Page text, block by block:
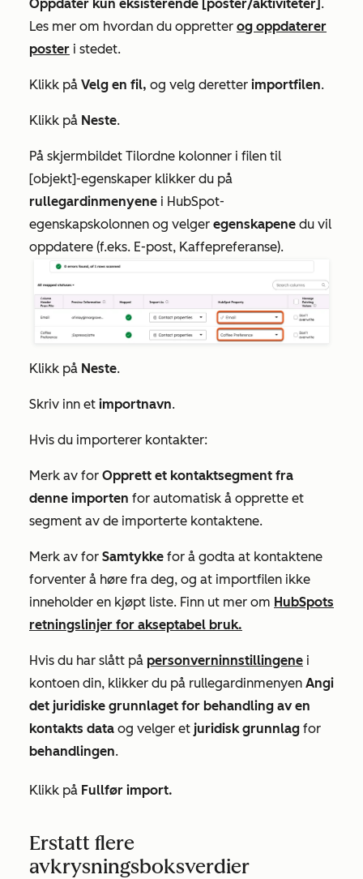
Oppdater kun eksisterende [poster/aktiviteter] .
Les mer om hvordan du oppretter og oppdaterer
poster i stedet.
Klikk på Velg en fil, og velg deretter importfilen.
Klikk på Neste.
På skjermbildet Tilordne kolonner i filen til
[objekt]-egenskaper klikker du på
rullegardinmenyene i HubSpot-
egenskapskolonnen og velger egenskapene du vil
oppdatere (f.eks. E-post, Kaffepreferanse).
Klikk på Neste.
Skriv inn et importnavn.
Hvis du importerer kontakter:
Merk av for Opprett et kontaktsegment fra
denne importen for automatisk å opprette et
segment av de importerte kontaktene.
Merk av for Samtykke for å godta at kontaktene
forventer å høre fra deg, og at importfilen ikke
inneholder en kjøpt liste. Finn ut mer om HubSpots
retningslinjer for akseptabel bruk.
Hvis du har slått på personverninnstillingene i
kontoen din, klikker du på rullegardinmenyen Angi
det juridiske grunnlaget for behandling av en
kontakts data og velger et juridisk grunnlag for
behandlingen.
Klikk på Fullfør import.
Erstatt flere
avkrysningsboksverdier